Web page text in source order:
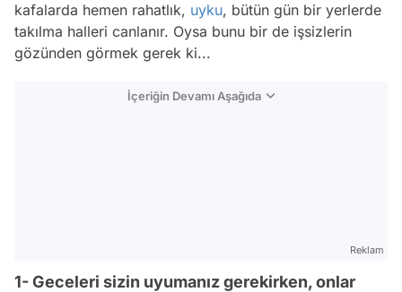
kafalarda hemen rahatlık, uyku, bütün gün bir yerlerde
takılma halleri canlanır. Oysa bunu bir de işsizlerin
gözünden görmek gerek ki...
İçeriğin Devamı Aşağıda
Reklam
1- Geceleri sizin uyumanız gerekirken, onlar